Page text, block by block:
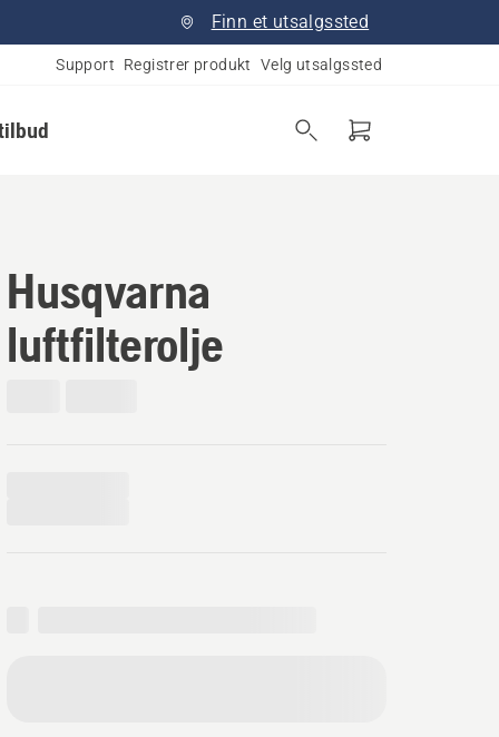
Finn et utsalgssted
Support Registrer produkt Velg utsalgssted
Husqvarna
luftfilterolje